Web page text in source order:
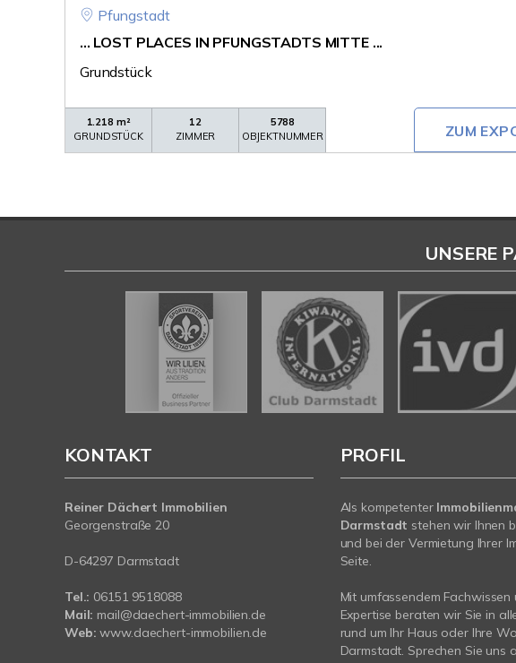
Pfungstadt
... LOST PLACES IN PFUNGSTADTS MITTE ...
Grundstück
1.218 m²
GRUNDSTÜCK
12
ZIMMER
5788
OBJEKTNUMMER
ZUM
UNSERE
KONTAKT
Reiner Dächert Immobilien
Georgenstraße 20
D-64297 Darmstadt
Tel.: 06151 9518088
Mail: mail@daechert-immobilien.de
Web: www.daechert-immobilien.de
PROFIL
Als kompetenter
Darmstadt stehen wir Ihnen
und bei der Vermietung Ihrer
Seite.
Mit umfassendem
Expertise beraten wir Sie in
rund um Ihr Haus oder Ihre
Darmstadt. Sprechen Sie uns